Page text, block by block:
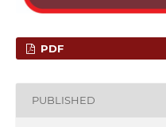
PDF
PUBLISHED